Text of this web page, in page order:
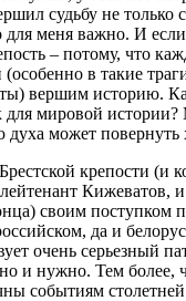
судьбу не только
меня важно. И если
– потому, что
в такие
вершим историю.
для мировой
может повернуть
крепости (и
Кижеватов,
своим поступком
да и
очень серьезный
и нужно. Тем более,
событиям